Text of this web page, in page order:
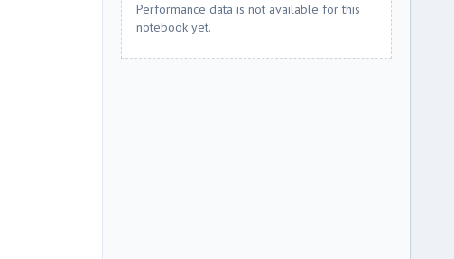
Performance data is not available for this
notebook yet.